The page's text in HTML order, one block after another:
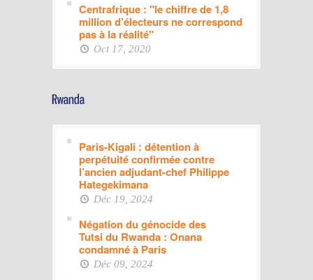
Centrafrique : "le chiffre de 1,8
million d’électeurs ne correspond
pas à la réalité"
Oct 17, 2020
Paris-Kigali : détention à
perpétuité confirmée contre
l’ancien adjudant-chef Philippe
Hategekimana
Déc 19, 2024
Négation du génocide des
Tutsi du Rwanda : Onana
condamné à Paris
Déc 09, 2024